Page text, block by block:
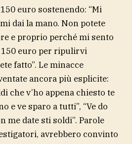
euro sostenendo: “Mi
dai la mano. Non potete
e proprio perché mi sento
euro per ripulirvi
fatto”. Le minacce
ancora più esplicite:
che v’ho appena chiesto te
e ve sparo a tutti”, “Ve do
me date sti soldi”. Parole
avrebbero convinto